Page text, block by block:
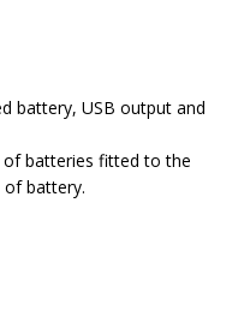
battery, USB output and
of batteries fitted to the
of battery.